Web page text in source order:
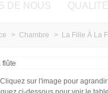
DE NOUS
> Chambre > La Fille À La
Cliquez sur l'image pour